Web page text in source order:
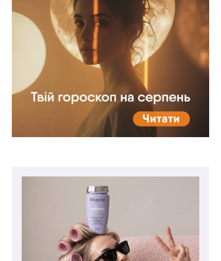
Ім'я користувача:
Номер картки лояльності:
Бонусів на рахунку:
Кешбек-бонусів на
рахунку:
ПОВЕРНУТИСЯ ДО БЛОГУ
УВІЙТИ ЗА ДОПОМОГОЮ
УВІЙТИ ЗА ДОПОМОГОЮ
ДЗВІНКА
ПОВЕРНУТИСЯ ПЕРЕРАХУВАТИ
ПОВЕРНУТИСЯ